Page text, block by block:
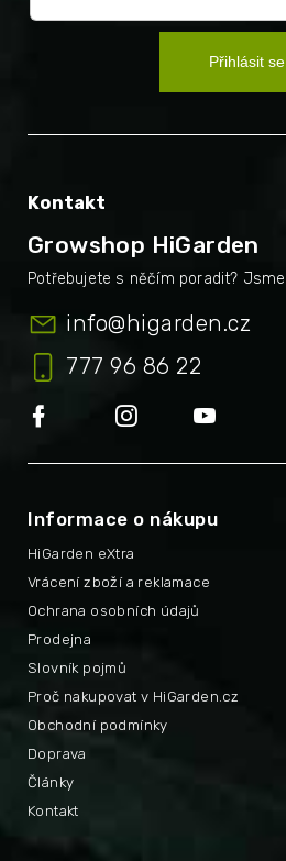
Přihlásit se
Kontakt
Growshop HiGarden
info@higarden.cz
777 96 86 22
Informace o nákupu
HiGarden eXtra
Proč nakupovat v HiGarden.cz
Vrácení zboží a reklamace
Obchodní podmínky
Ochrana osobních údajů
Doprava
Prodejna
Články
Slovník pojmů
Kontakt